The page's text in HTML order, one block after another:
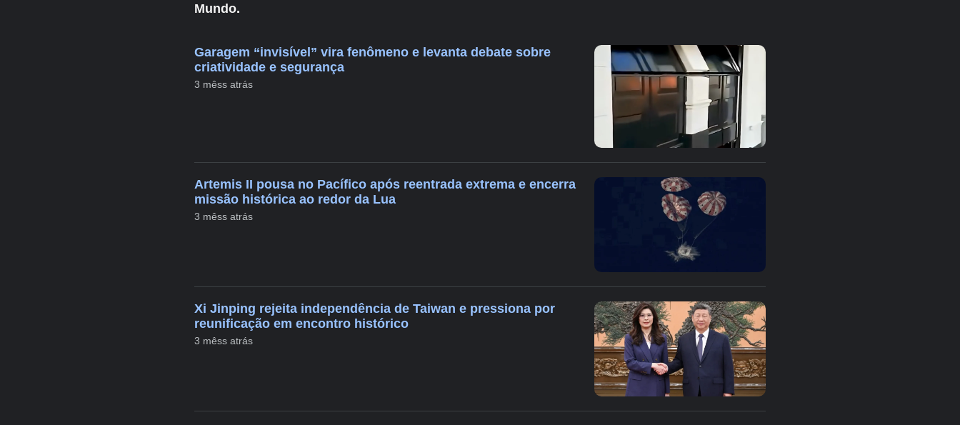
Mundo.
Garagem “invisível” vira fenômeno e levanta debate sobre
criatividade e segurança
3 mêss atrás
Artemis II pousa no Pacífico após reentrada extrema e encerra
missão histórica ao redor da Lua
3 mêss atrás
Xi Jinping rejeita independência de Taiwan e pressiona por
reunificação em encontro histórico
3 mêss atrás